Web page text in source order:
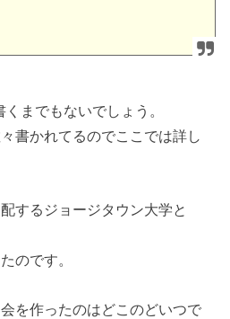
までもないでしょう。
書かれてるのでここでは詳し
するジョージタウン大学と
のです。
を作ったのはどこのどいつで